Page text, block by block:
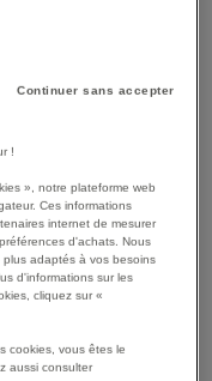
les 2 faces.
Continuer sans accepter
!
», notre plateforme web
Ces informations
internet de mesurer
d'achats. Nous
adaptés à vos besoins
d'informations sur les
cliquez sur «
cookies, vous êtes le
aussi consulter